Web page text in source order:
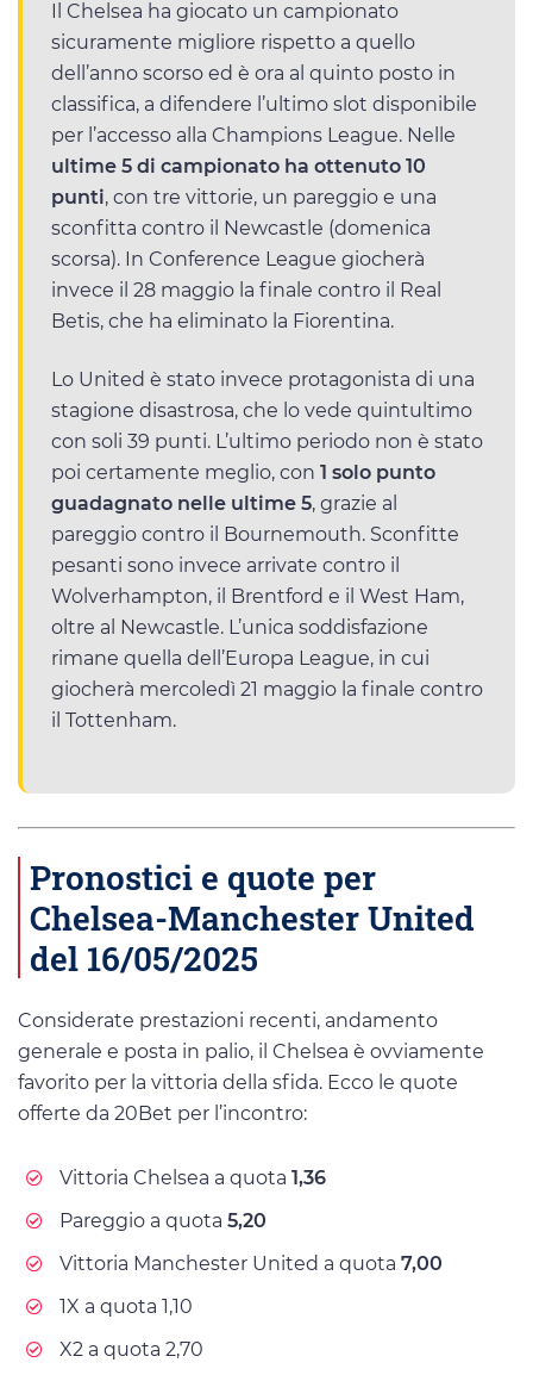
Il Chelsea ha giocato un campionato
sicuramente migliore rispetto a quello
dell’anno scorso ed è ora al quinto posto in
classifica, a difendere l’ultimo slot disponibile
per l’accesso alla Champions League. Nelle
ultime 5 di campionato ha ottenuto 10
punti, con tre vittorie, un pareggio e una
sconfitta contro il Newcastle (domenica
scorsa). In Conference League giocherà
invece il 28 maggio la finale contro il Real
Betis, che ha eliminato la Fiorentina.
Lo United è stato invece protagonista di una
stagione disastrosa, che lo vede quintultimo
con soli 39 punti. L’ultimo periodo non è stato
poi certamente meglio, con 1 solo punto
guadagnato nelle ultime 5, grazie al
pareggio contro il Bournemouth. Sconfitte
pesanti sono invece arrivate contro il
Wolverhampton, il Brentford e il West Ham,
oltre al Newcastle. L’unica soddisfazione
rimane quella dell’Europa League, in cui
giocherà mercoledì 21 maggio la finale contro
il Tottenham.
Pronostici e quote per
Chelsea-Manchester United
del 16/05/2025
Considerate prestazioni recenti, andamento
generale e posta in palio, il Chelsea è ovviamente
favorito per la vittoria della sfida. Ecco le quote
offerte da 20Bet per l’incontro:
Vittoria Chelsea a quota 1,36
Pareggio a quota 5,20
Vittoria Manchester United a quota 7,00
1X a quota 1,10
X2 a quota 2,70